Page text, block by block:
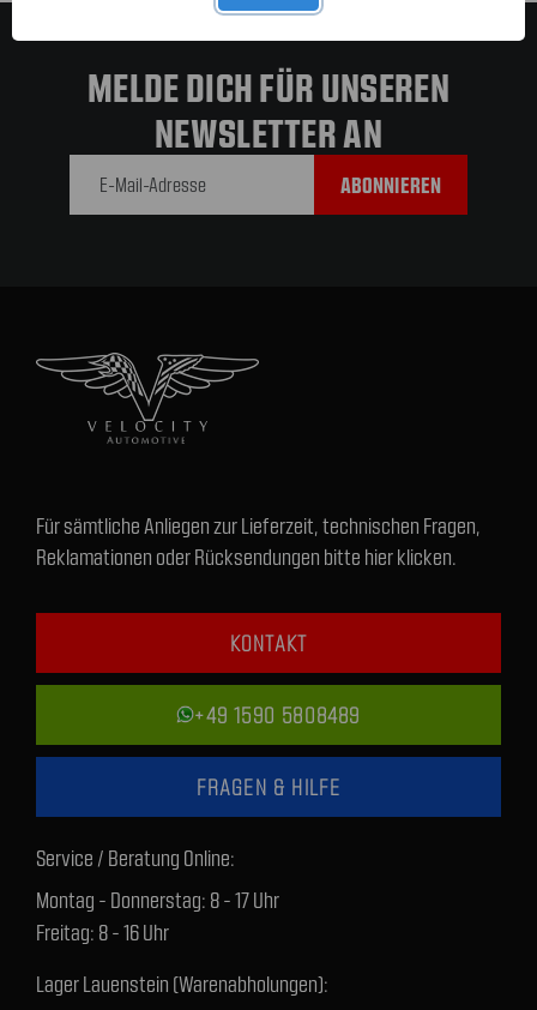
MELDE DICH FÜR UNSEREN
NEWSLETTER AN
Für sämtliche Anliegen zur Lieferzeit, technischen Fragen,
Reklamationen oder Rücksendungen bitte hier klicken.
KONTAKT
+49 1590 5808489
FRAGEN & HILFE
Service / Beratung Online:
Montag - Donnerstag: 8 - 17 Uhr
Freitag: 8 - 16 Uhr
Lager Lauenstein (Warenabholungen):